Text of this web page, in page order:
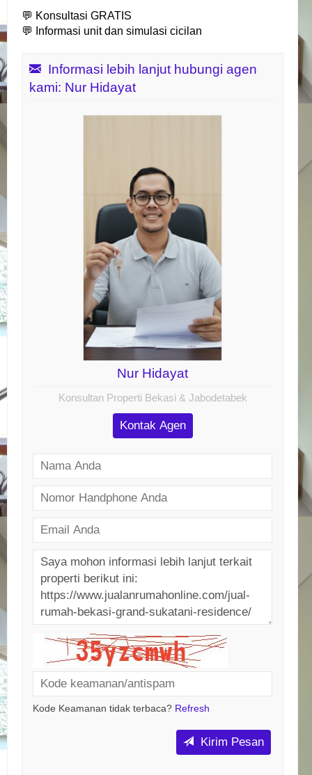
💬 Konsultasi GRATIS
💬 Informasi unit dan simulasi cicilan
Informasi lebih lanjut hubungi agen
kami: Nur Hidayat
Nur Hidayat
Konsultan Properti Bekasi & Jabodetabek
Kontak Agen
Kode Keamanan tidak terbaca? Refresh
Kirim Pesan